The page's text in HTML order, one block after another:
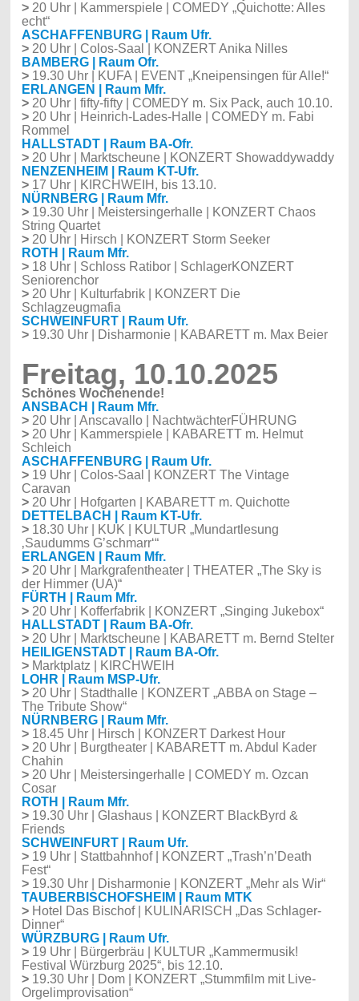
>20 Uhr | Kammerspiele | COMEDY „Quichotte: Alles
echt“
ASCHAFFENBURG | Raum Ufr.
>20 Uhr | Colos-Saal | KONZERT Anika Nilles
BAMBERG | Raum Ofr.
>19.30 Uhr | KUFA | EVENT „Kneipensingen für Alle!“
ERLANGEN | Raum Mfr.
>20 Uhr | fifty-fifty | COMEDY m. Six Pack, auch 10.10.
>20 Uhr | Heinrich-Lades-Halle | COMEDY m. Fabi
Rommel
HALLSTADT | Raum BA-Ofr.
>20 Uhr | Marktscheune | KONZERT Showaddywaddy
NENZENHEIM | Raum KT-Ufr.
>17 Uhr | KIRCHWEIH, bis 13.10.
NÜRNBERG | Raum Mfr.
>19.30 Uhr | Meistersingerhalle | KONZERT Chaos
String Quartet
>20 Uhr | Hirsch | KONZERT Storm Seeker
ROTH | Raum Mfr.
>18 Uhr | Schloss Ratibor | SchlagerKONZERT
Seniorenchor
>20 Uhr | Kulturfabrik | KONZERT Die
Schlagzeugmafia
SCHWEINFURT | Raum Ufr.
>19.30 Uhr | Disharmonie | KABARETT m. Max Beier
Freitag, 10.10.2025
Schönes Wochenende!
ANSBACH | Raum Mfr.
>20 Uhr | Anscavallo | NachtwächterFÜHRUNG
>20 Uhr | Kammerspiele | KABARETT m. Helmut
Schleich
ASCHAFFENBURG | Raum Ufr.
>19 Uhr | Colos-Saal | KONZERT The Vintage
Caravan
>20 Uhr | Hofgarten | KABARETT m. Quichotte
DETTELBACH | Raum KT-Ufr.
>18.30 Uhr | KUK | KULTUR „Mundartlesung
‚Saudumms G’schmarr‘“
ERLANGEN | Raum Mfr.
>20 Uhr | Markgrafentheater | THEATER „The Sky is
der Himmer (UA)“
FÜRTH | Raum Mfr.
>20 Uhr | Kofferfabrik | KONZERT „Singing Jukebox“
HALLSTADT | Raum BA-Ofr.
>20 Uhr | Marktscheune | KABARETT m. Bernd Stelter
HEILIGENSTADT | Raum BA-Ofr.
>Marktplatz | KIRCHWEIH
LOHR | Raum MSP-Ufr.
>20 Uhr | Stadthalle | KONZERT „ABBA on Stage –
The Tribute Show“
NÜRNBERG | Raum Mfr.
>18.45 Uhr | Hirsch | KONZERT Darkest Hour
>20 Uhr | Burgtheater | KABARETT m. Abdul Kader
Chahin
>20 Uhr | Meistersingerhalle | COMEDY m. Ozcan
Cosar
ROTH | Raum Mfr.
>19.30 Uhr | Glashaus | KONZERT BlackByrd &
Friends
SCHWEINFURT | Raum Ufr.
>19 Uhr | Stattbahnhof | KONZERT „Trash’n’Death
Fest“
>19.30 Uhr | Disharmonie | KONZERT „Mehr als Wir“
TAUBERBISCHOFSHEIM | Raum MTK
>Hotel Das Bischof | KULINARISCH „Das Schlager-
Dinner“
WÜRZBURG | Raum Ufr.
>19 Uhr | Bürgerbräu | KULTUR „Kammermusik!
Festival Würzburg 2025“, bis 12.10.
>19.30 Uhr | Dom | KONZERT „Stummfilm mit Live-
Orgelimprovisation“